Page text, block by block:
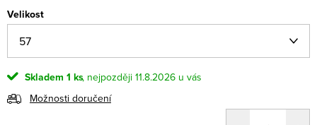
Velikost
Skladem 1 ks
11.8.2026
Možnosti doručení